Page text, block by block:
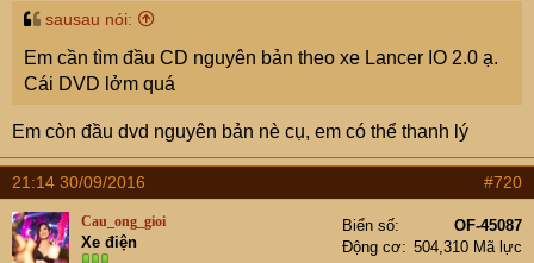
sausau nói:
Em cần tìm đầu CD nguyên bản theo xe Lancer IO 2.0 ạ.
Cái DVD lởm quá
Em còn đầu dvd nguyên bản nè cụ, em có thể thanh lý
21:14 30/09/2016 #720
Cau_ong_gioi
Xe điện
Biển số
OF-45087
Động cơ
504,310 Mã lực